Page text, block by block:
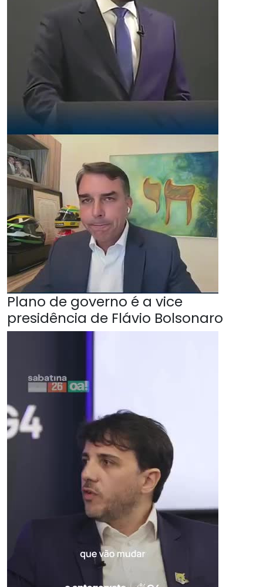
Plano de governo é a vice
presidência de Flávio Bolsonaro